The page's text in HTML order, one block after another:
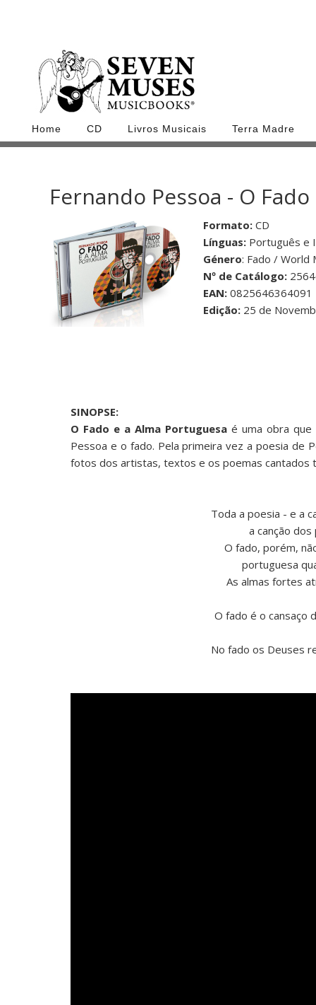
Home CD Livros Musicais Terra Madre
Fernando Pessoa - O
Formato: CD
Línguas: Português e
Género: Fado / World
Nº de Catálogo:
EAN: 0825646364091
Edição: 25 de
SINOPSE:
O Fado e a Alma Portuguesaé uma obra que
Pessoa e o fado. Pela primeira vez a poesia de
fotos dos artistas, textos e os poemas cantados
Toda a poesia - e a
a canção
O fado, porém,
portuguesa
As almas fortes
O fado é o cansaço
No fado os Deuses